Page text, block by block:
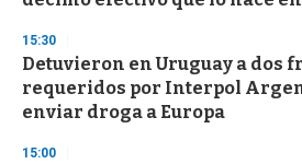
15:30
Detuvieron en Uruguay a dos
requeridos por Interpol
enviar droga a Europa
15:00